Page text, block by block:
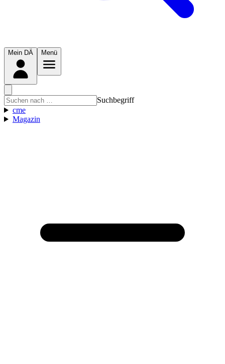
Mein DÄ Menü
Suchbegriff
cme
Magazin